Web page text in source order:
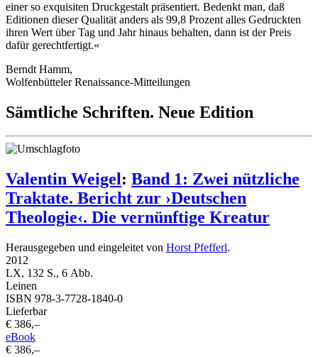
einer so exquisiten Druckgestalt präsentiert. Bedenkt man, daß
Editionen dieser Qualität anders als 99,8 Prozent alles Gedruckten
ihren Wert über Tag und Jahr hinaus behalten, dann ist der Preis
dafür gerechtfertigt.«
Berndt Hamm,
Wolfenbütteler Renaissance-Mitteilungen
Sämtliche Schriften. Neue Edition
Valentin Weigel: Band 1: Zwei nützliche
Traktate. Bericht zur ›Deutschen
Theologie‹. Die vernünftige Kreatur
Herausgegeben und eingeleitet von Horst Pfefferl.
2012
LX, 132 S., 6 Abb.
Leinen
ISBN 978-3-7728-1840-0
Lieferbar
€ 386,–
eBook
€ 386,–